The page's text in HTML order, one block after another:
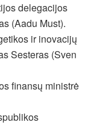
delegacijos
(Aadu Must).
ir inovacijų
Sesteras (Sven
finansų ministrė